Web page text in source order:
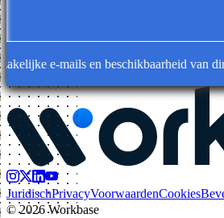
e-mails en beschikbaarheid van directe
JuridischPrivacyVoorwaardenCookies
©2026 Workbase